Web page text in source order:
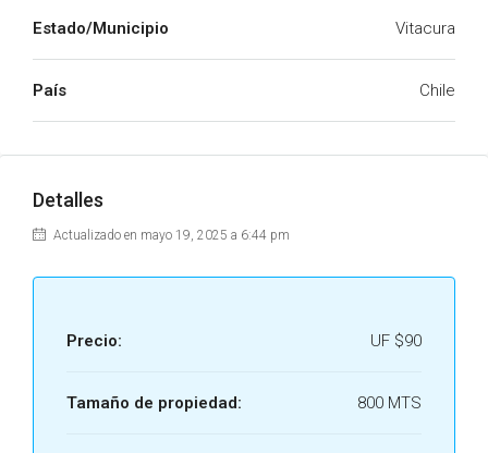
Estado/Municipio Vitacura
País Chile
Detalles
Actualizado en mayo 19, 2025 a 6:44 pm
Precio: UF $90
Tamaño de propiedad: 800 MTS